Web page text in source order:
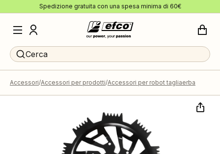
Spedizione gratuita con una spesa minima di 60€
Cerca
Accessori Accessori per prodotti Accessori per robot tagliaerba